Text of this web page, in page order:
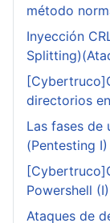
método
Inyección
directorios
Las fases de
(Pentesting I)
Powershell
Ataques de